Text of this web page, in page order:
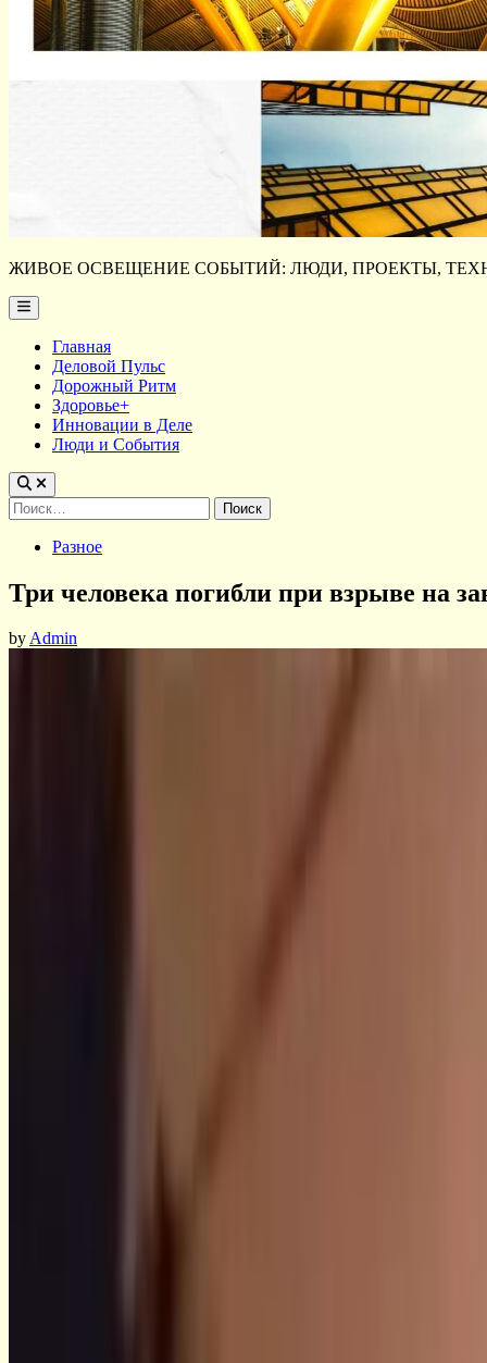
ЖИВОЕ ОСВЕЩЕНИЕ СОБЫТИЙ: ЛЮДИ, ПРОЕКТЫ,
Main
Menu
Главная
Деловой Пульс
Дорожный Ритм
Здоровье+
Инновации в Деле
Люди и События
Найти:
PostedРазное
Три человека погибли при взрыве на
byAdmin